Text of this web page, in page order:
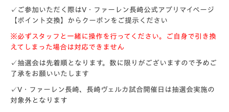
✓ご参加いただく際はV・ファーレン長崎公式アプリマイページ
【ポイント交換】からクーポンをご提示ください
※必ずスタッフと一緒に操作を行ってください。ご自身で引き換
えてしまった場合は対応できません
✓抽選会は先着順となります。数に限りがございますので予めご
了承をお願いいたします
✓V・ファーレン長崎、長崎ヴェルカ試合開催日は抽選会実施の
対象外となります